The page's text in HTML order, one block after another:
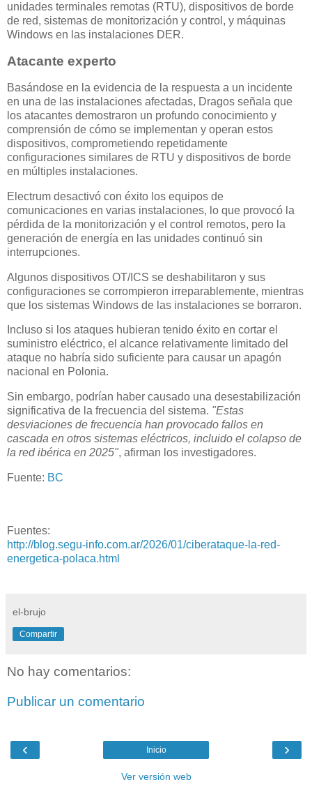
unidades terminales remotas (RTU), dispositivos de borde
de red, sistemas de monitorización y control, y máquinas
Windows en las instalaciones DER.
Atacante experto
Basándose en la evidencia de la respuesta a un incidente
en una de las instalaciones afectadas, Dragos señala que
los atacantes demostraron un profundo conocimiento y
comprensión de cómo se implementan y operan estos
dispositivos, comprometiendo repetidamente
configuraciones similares de RTU y dispositivos de borde
en múltiples instalaciones.
Electrum desactivó con éxito los equipos de
comunicaciones en varias instalaciones, lo que provocó la
pérdida de la monitorización y el control remotos, pero la
generación de energía en las unidades continuó sin
interrupciones.
Algunos dispositivos OT/ICS se deshabilitaron y sus
configuraciones se corrompieron irreparablemente, mientras
que los sistemas Windows de las instalaciones se borraron.
Incluso si los ataques hubieran tenido éxito en cortar el
suministro eléctrico, el alcance relativamente limitado del
ataque no habría sido suficiente para causar un apagón
nacional en Polonia.
Sin embargo, podrían haber causado una desestabilización
significativa de la frecuencia del sistema. "Estas
desviaciones de frecuencia han provocado fallos en
cascada en otros sistemas eléctricos, incluido el colapso de
la red ibérica en 2025", afirman los investigadores.
Fuente: BC
Fuentes:
http://blog.segu-info.com.ar/2026/01/ciberataque-la-red-
energetica-polaca.html
el-brujo
Compartir
No hay comentarios:
Publicar un comentario
‹ ›
Inicio
Ver versión web